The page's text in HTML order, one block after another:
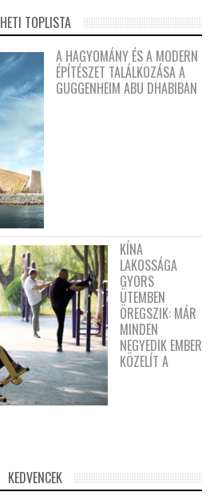
HETI TOPLISTA
A HAGYOMÁNY ÉS A MODERN
ÉPÍTÉSZET TALÁLKOZÁSA A
GUGGENHEIM ABU DHABIBAN
KÍNA
LAKOSSÁGA
GYORS
ÜTEMBEN
ÖREGSZIK: MÁR
MINDEN
NEGYEDIK EMBER
KÖZELÍT A
KEDVENCEK